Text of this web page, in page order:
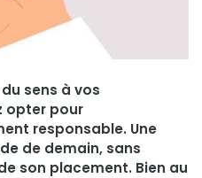
sens à vos
opter pour
responsable. Une
de demain, sans
son placement. Bien au